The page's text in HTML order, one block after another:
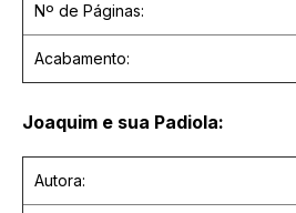
Nº de Páginas:
Acabamento:
Joaquim e sua Padiola:
Autora: